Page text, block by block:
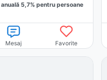
anuală 5,7% pentru persoane
Mesaj Favorite